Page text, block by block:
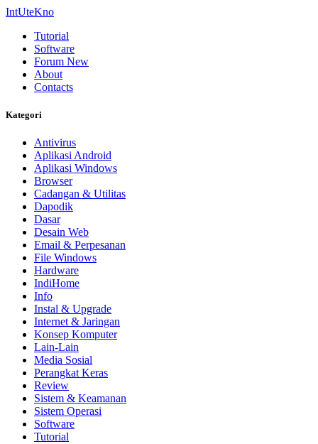
IntUteKno
Tutorial
Software
Forum New
About
Contacts
Kategori
Antivirus
Aplikasi Android
Aplikasi Windows
Browser
Cadangan & Utilitas
Dapodik
Dasar
Desain Web
Email & Perpesanan
File Windows
Hardware
IndiHome
Info
Instal & Upgrade
Internet & Jaringan
Konsep Komputer
Lain-Lain
Media Sosial
Perangkat Keras
Review
Sistem & Keamanan
Sistem Operasi
Software
Tutorial